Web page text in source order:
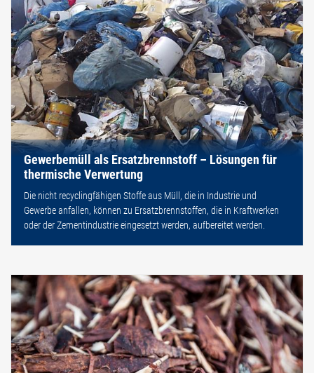
Gewerbemüll als Ersatzbrennstoff – Lösungen für
thermische Verwertung
Die nicht recyclingfähigen Stoffe aus Müll, die in Industrie und
Gewerbe anfallen, können zu Ersatzbrennstoffen, die in Kraftwerken
oder der Zementindustrie eingesetzt werden, aufbereitet werden.